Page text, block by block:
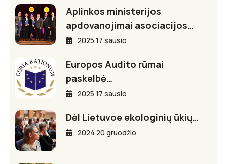
Aplinkos ministerijos
apdovanojimai asociacijos…
2025 17 sausio
Europos Audito rūmai
paskelbė…
2025 17 sausio
Dėl Lietuvoe ekologinių ūkių…
2024 20 gruodžio